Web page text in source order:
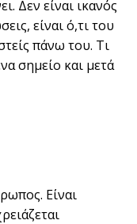
Δεν είναι ικανός
είναι ό,τι του
πάνω του. Τι
σημείο και μετά
Είναι